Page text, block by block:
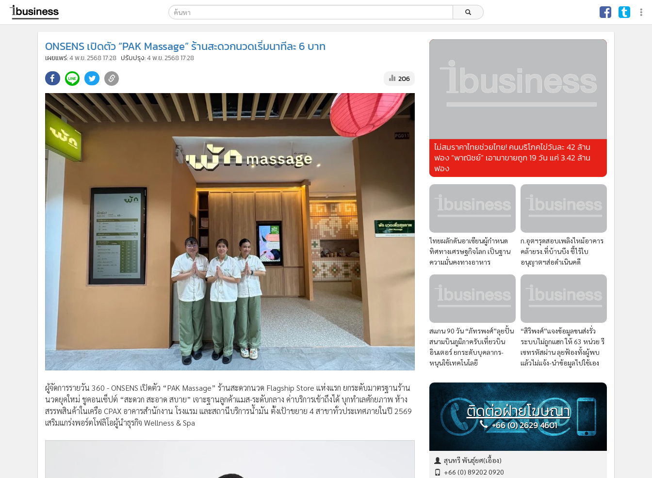
ค้นหา
Google
ค้นหาขั้นสูง
ONSENS เปิดตัว “PAK Massage” ร้านสะดวกนวดเริ่มนาทีละ 6 บาท
เผยแพร่:4 พ.ย. 2568 17:28 ปรับปรุง:4 พ.ย. 2568 17:28
206
ผู้จัดการรายวัน 360 - ONSENS เปิดตัว “PAK Massage” ร้านสะดวกนวด Flagship Store แห่งแรก ยกระดับมาตรฐานร้าน
นวดยุคใหม่ ชูคอนเซ็ปต์ “สะดวก สะอาด สบาย” เจาะฐานลูกค้าแมส-ระดับกลาง ค่าบริการเข้าถึงได้ บุกทำเลศักยภาพ ห้าง
สรรพสินค้าในเครือ CPAX อาคารสำนักงาน โรงแรม และสถานีบริการน้ำมัน ตั้งเป้าขยาย 4 สาขาทั่วประเทศภายในปี 2569
เสริมแกร่งพอร์ตโฟลิโอผู้นำธุรกิจ Wellness & Spa
ไม่สมราคาไทยช่วยไทย! คนบริโภคไข่วันละ 42 ล้าน
ฟอง “พาณิชย์” เอามาขายถูก 19 วัน แค่ 3.42 ล้าน
ฟอง
ไทยผลักดันอาเซียนผู้กำหนด
ทิศทางเศรษฐกิจโลก เป็นฐาน
ความมั่นคงทางอาหาร
ก.อุตฯรุดสอบเพลิงไหม้อาคาร
คล้ายรง.ที่บ้านบึง ชี้ไร้ใบ
อนุญาตฯส่อดำเนินคดี
สแกน 90 วัน “ภัทรพงศ์”ลุยปั้น
สนามบินภูมิภาครับเที่ยวบิน
อินเตอร์ ยกระดับบุคลากร-
หนุนใช้เทคโนโลยี
“สิริพงศ์”แจงข้อมูลขนส่งรั่ว
ระบบไม่ถูกแฮก ให้ 63 หน่วย รี
เซทรหัสผ่าน ลุยฟ้องทั้งผู้พบ
แล้วไม่แจ้ง-นำข้อมูลไปใช้เอง
ติดต่อฝ่ายโฆษณา
+66 (0) 2629 4601
สุนทรี พันธุ์ยศ(เอื้อง)
+66 (0) 89202 0920